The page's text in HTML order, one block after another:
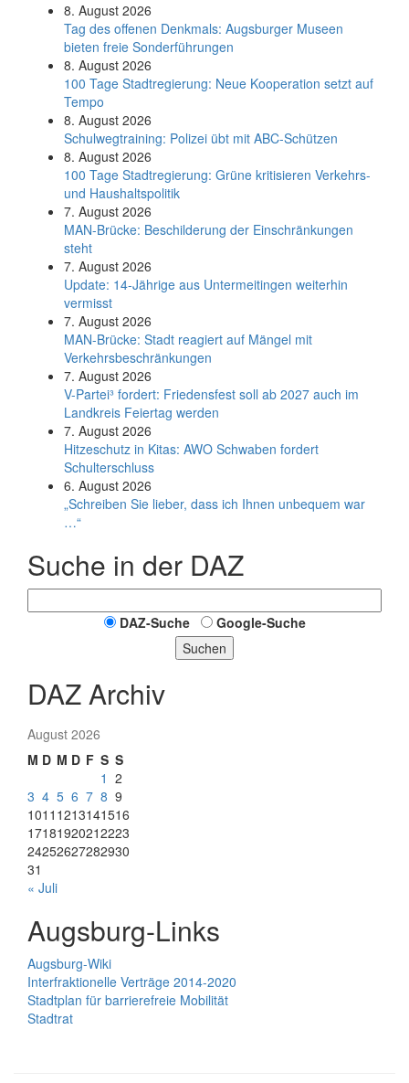
8. August 2026
Tag des offenen Denkmals: Augsburger Museen
bieten freie Sonderführungen
8. August 2026
100 Tage Stadtregierung: Neue Kooperation setzt auf
Tempo
8. August 2026
Schul­weg­trai­ning: Poli­zei übt mit ABC-Schüt­zen
8. August 2026
100 Tage Stadtregierung: Grüne kritisieren Verkehrs-
und Haushaltspolitik
7. August 2026
MAN-Brücke: Beschilderung der Einschränkungen
steht
7. August 2026
Update: 14-Jährige aus Untermeitingen weiterhin
vermisst
7. August 2026
MAN-Brücke: Stadt reagiert auf Mängel mit
Verkehrsbeschränkungen
7. August 2026
V-Partei­³ fordert: Friedens­fest soll ab 2027 auch im
Land­kreis Feier­tag werden
7. August 2026
Hitzeschutz in Kitas: AWO Schwaben fordert
Schulterschluss
6. August 2026
„Schreiben Sie lieber, dass ich Ihnen unbequem war
…“
Suche in der DAZ
DAZ-Suche
Google-Suche
Suchen
DAZ Archiv
August 2026
M D M D F S S
1 2
3 4 5 6 7 8 9
1011 1213141516
17181920212223
24252627282930
31
« Juli
Augsburg-Links
Augsburg-Wiki
Interfraktionelle Verträge 2014-2020
Stadtplan für barrierefreie Mobilität
Stadtrat